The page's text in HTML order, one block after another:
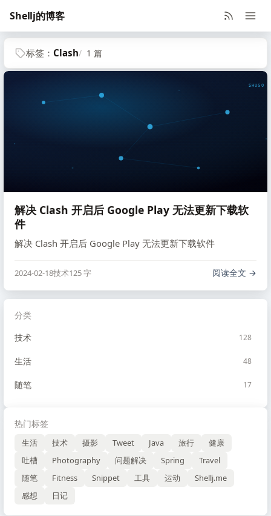
Shellj的博客
分类
技术
128
生活 48
随笔 17
热门标签
生活 技术 摄影 Tweet Java 旅行
健康
吐槽
Photography 问题解决 Spring
Travel
随笔
Fitness Snippet 工具 运动
Shellj.me
感想
日记
标签： Clash 1 篇
SHUGO
解决 Clash 开启后 Google Play 无法更新下载软
件
解决 Clash 开启后 Google Play 无法更新下载软件
2024-02-18技术125 字 阅读全文